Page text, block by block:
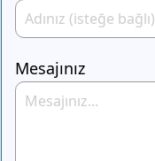
Mesajınız